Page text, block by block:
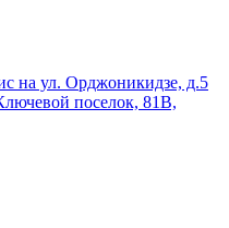
на ул. Орджоникидзе, д.5
поселок, 81В,